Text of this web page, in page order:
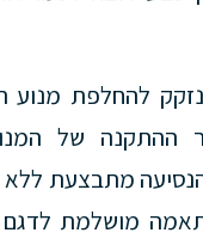
להחלפת מנוע
ההתקנה של
מתבצעת ללא
מושלמת